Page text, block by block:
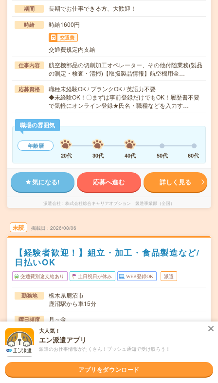
期間 長期でお仕事できる方、大歓迎！
時給 時給1600円
交通費
交通費規定内支給
仕事内容
航空機部品の切削加工オペレーター、その他付随業務(製品
の測定・検査・清掃)【取扱製品情報】航空機用金…
応募資格
職種未経験OK / ブランクOK / 英語力不要
◆未経験OK！〇まずは事前登録だけでもOK！履歴書不要
で気軽にオンライン登録★氏名・職種などを入力す…
職場の雰囲気
年齢層
20代
30代 40代 50代 60代
気になる! 応募へ進む 詳しく見る
派遣会社 株式会社綜合キャリアオプション 製造事業部（全国）
未読 掲載日 2026/08/06
【経験者歓迎！】組立・加工・食品製造など/
日払いOK
交通費別途支給あり 土日祝日が休み WEB登録OK 派遣
勤務地
栃木県鹿沼市
鹿沼駅から車15分
曜日頻度 月～金
時間 08:15～17:10
期間 長期でお仕事できる方、大歓迎！
時給1650円
大人気！
エン派遣アプリ
派遣のお仕事情報がたくさん！プッシュ通知で受け取ろう！
アプリをダウンロード